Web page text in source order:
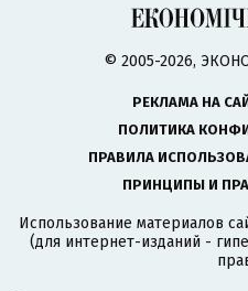
© 2005-2026,
РЕКЛАМА НА
ПОЛИТИКА
ПРАВИЛА
ПРИНЦИПЫ И
Использование материалов
(для интернет-изданий -